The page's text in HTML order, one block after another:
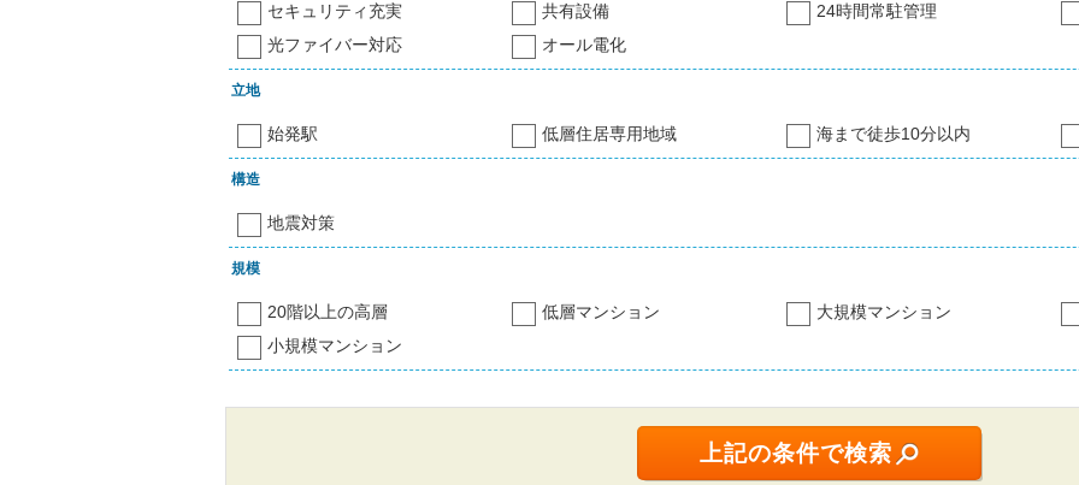
セキュリティ充実
共有設備
24時間常駐管理
光ファイバー対応
オール電化
立地
始発駅 低層住居専用地域 海まで徒歩10分以内
構造
地震対策
規模
20階以上の高層 低層マンション
大規模マンション
小規模マンション